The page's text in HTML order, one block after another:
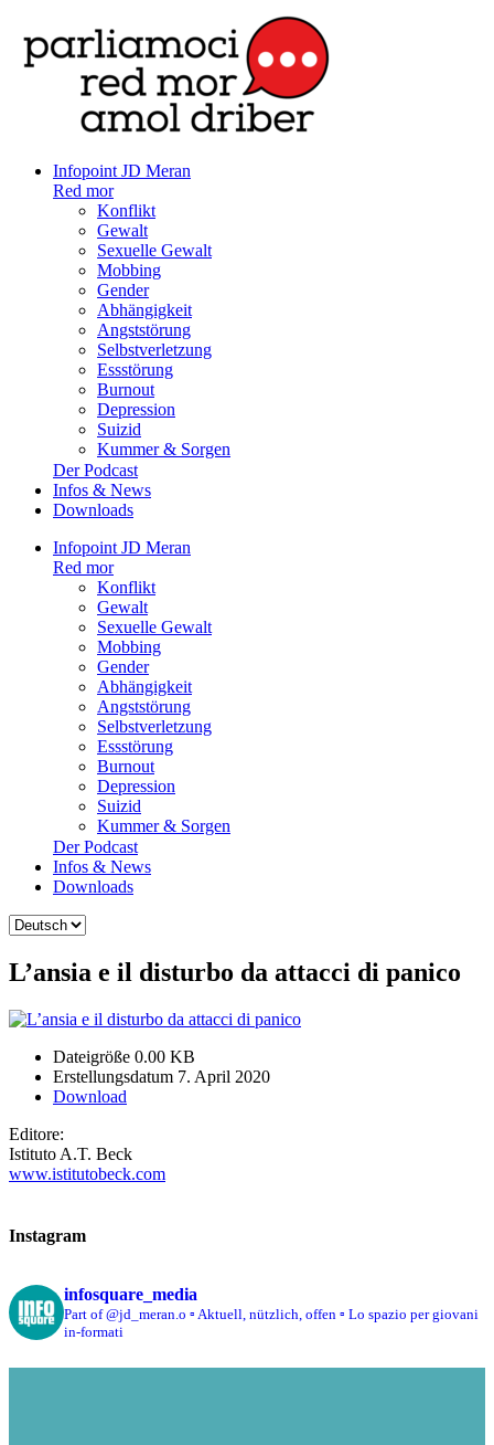
Infopoint JD Meran
Red mor
Konflikt
Gewalt
Sexuelle Gewalt
Mobbing
Gender
Abhängigkeit
Angststörung
Selbstverletzung
Essstörung
Burnout
Depression
Suizid
Kummer & Sorgen
Der Podcast
Infos & News
Downloads
Infopoint JD Meran
Red mor
Konflikt
Gewalt
Sexuelle Gewalt
Mobbing
Gender
Abhängigkeit
Angststörung
Selbstverletzung
Essstörung
Burnout
Depression
Suizid
Kummer & Sorgen
Der Podcast
Infos & News
Downloads
Sprache
L’ansia e il disturbo da attacci di panico
Dateigröße 0.00 KB
Erstellungsdatum 7. April 2020
Download
Editore:
Istituto A.T. Beck
www.istitutobeck.com
Instagram
infosquare_media
Part of @jd_meran.o ▫️ Aktuell, nützlich, offen ▫️ Lo spazio per giovani
in-formati